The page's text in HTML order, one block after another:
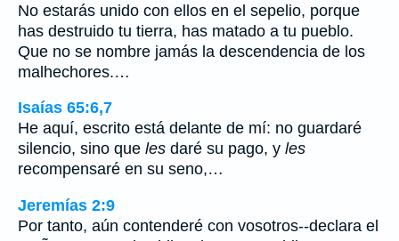
No estarás unido con ellos en el sepelio, porque
has destruido tu tierra, has matado a tu pueblo.
Que no se nombre jamás la descendencia de los
malhechores.…
Isaías 65:6,7
He aquí, escrito está delante de mí: no guardaré
silencio, sino que les daré su pago, y les
recompensaré en su seno,…
Jeremías 2:9
Por tanto, aún contenderé con vosotros--declara el